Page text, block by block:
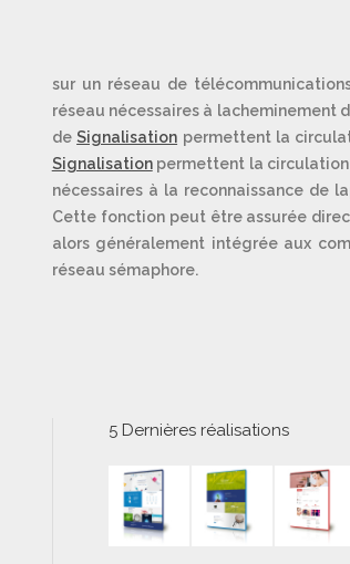
sur un réseau de
réseau nécessaires à
deSignalisation permettent la
Signalisationpermettent la circulation
nécessaires à la reconnaissance de
Cette fonction peut être assurée
alors généralement intégrée aux
réseau sémaphore.
5 Dernières réalisations